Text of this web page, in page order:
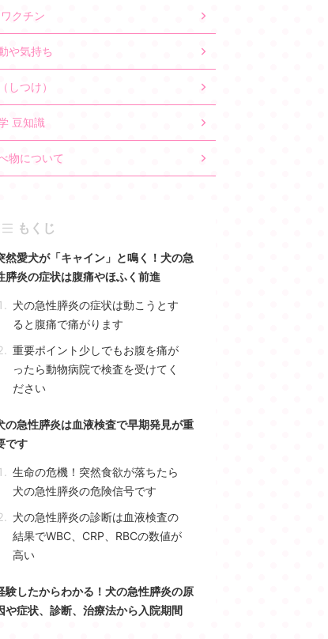
クチン
や気持ち
しつけ）
豆知識
物について
もくじ
然愛犬が「キャイン」と鳴く！犬の急
膵炎の症状は腹痛やほふく前進
犬の急性膵炎の症状は動こうとす
ると腹痛で痛がります
重要ポイント少しでもお腹を痛が
ったら動物病院で検査を受けてく
ださい
の急性膵炎は血液検査で早期発見が重
です
生命の危機！突然食欲が落ちたら
犬の急性膵炎の危険信号です
犬の急性膵炎の診断は血液検査の
結果でWBC、CRP、RBCの数値が
高い
験したからわかる！犬の急性膵炎の原
や症状、診断、治療法から入院期間